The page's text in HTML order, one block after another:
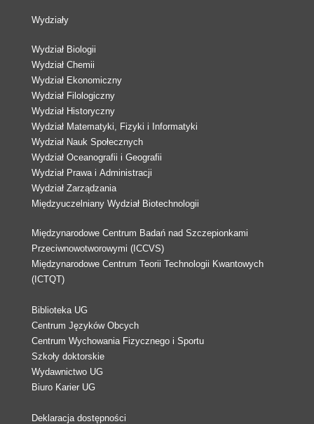
Wydziały
Wydział Biologii
Wydział Chemii
Wydział Ekonomiczny
Wydział Filologiczny
Wydział Historyczny
Wydział Matematyki, Fizyki i Informatyki
Wydział Nauk Społecznych
Wydział Oceanografii i Geografii
Wydział Prawa i Administracji
Wydział Zarządzania
Międzyuczelniany Wydział Biotechnologii
Międzynarodowe Centrum Badań nad Szczepionkami
Przeciwnowotworowymi (ICCVS)
Międzynarodowe Centrum Teorii Technologii Kwantowych
(ICTQT)
Biblioteka UG
Centrum Języków Obcych
Centrum Wychowania Fizycznego i Sportu
Szkoły doktorskie
Wydawnictwo UG
Biuro Karier UG
Deklaracja dostępności